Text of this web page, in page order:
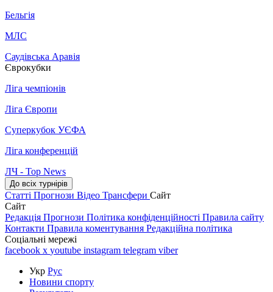
Бельгія
МЛС
Саудівська Аравія
Єврокубки
Ліга чемпіонів
Ліга Європи
Суперкубок УЄФА
Ліга конференцій
ЛЧ - Top News
До всіх турнірів
Статті Прогнози Відео Трансфери Сайт
Сайт
Редакція Прогнози Політика конфіденційності Правила сайту
Контакти Правила коментування Редакційна політика
Соціальні мережі
facebook x youtube instagram telegram viber
Укр Рус
Новини спорту